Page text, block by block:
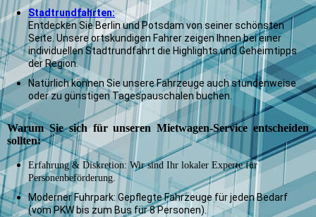
Stadtrundfahrten:
Entdecken Sie Berlin und Potsdam von seiner schönsten
Seite. Unsere ortskundigen Fahrer zeigen Ihnen bei einer
individuellen Stadtrundfahrt die Highlights und Geheimtipps
der Region.
Natürlich können Sie unsere Fahrzeuge auch stundenweise
oder zu günstigen Tagespauschalen buchen.
Warum Sie sich für unseren Mietwagen-Service entscheiden
sollten:
Erfahrung & Diskretion: Wir sind Ihr lokaler Experte für
Personenbeförderung.
Moderner Fuhrpark: Gepflegte Fahrzeuge für jeden Bedarf
(vom PKW bis zum Bus für 8 Personen).